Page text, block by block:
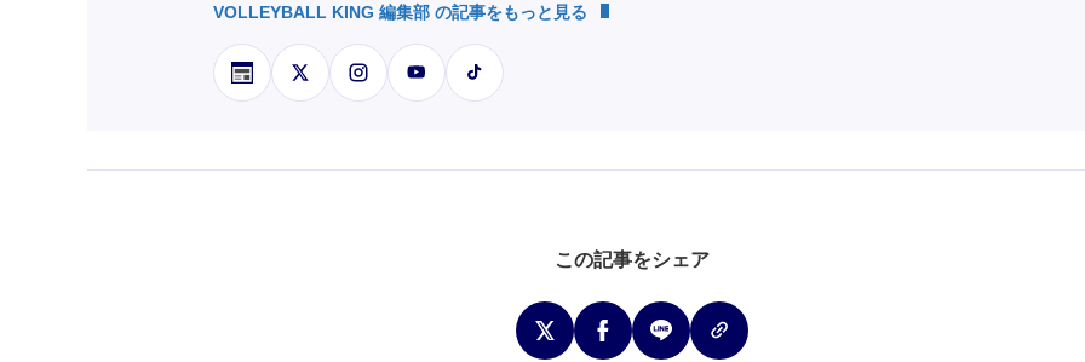
VOLLEYBALL KING 編集部 の記事をもっと見る
この記事をシェア